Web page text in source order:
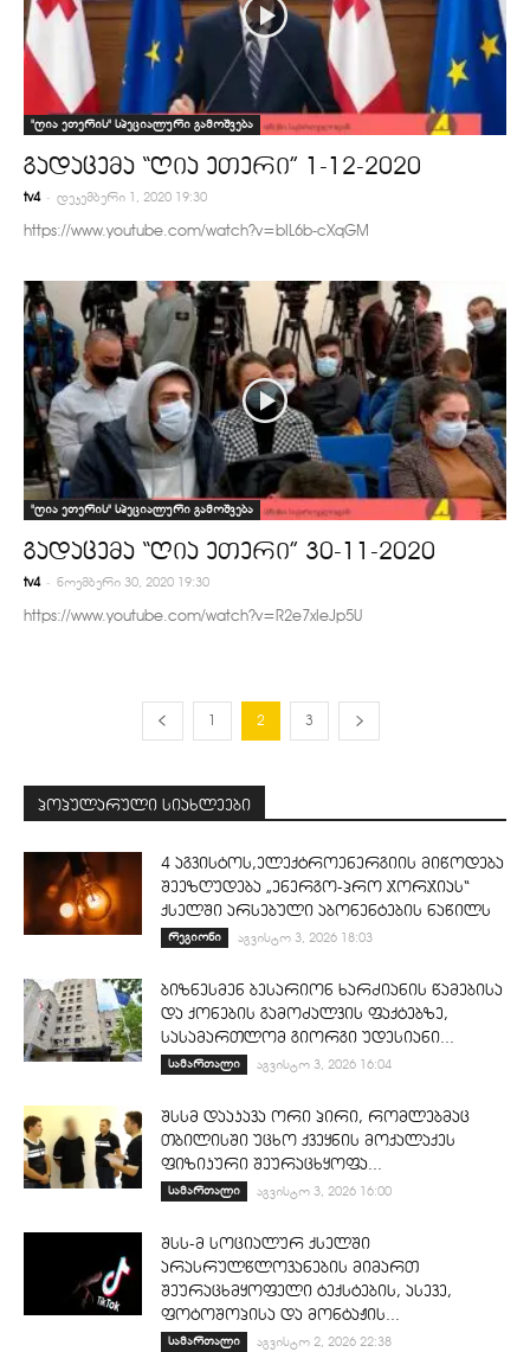
"ღია ეთერის" სპეციალური გამოშვება
გადაცემა “ღია ეთერი” 1-12-2020
tv4 - დეკემბერი 1, 2020 19:30
https://www.youtube.com/watch?v=bIL6b-cXqGM
"ღია ეთერის" სპეციალური გამოშვება
გადაცემა “ღია ეთერი” 30-11-2020
tv4 - ნოემბერი 30, 2020 19:30
https://www.youtube.com/watch?v=R2e7xIeJp5U
1 2 3
პოპულარული სიახლეები
4 აგვისტოს,ელექტროენერგიის მიწოდება
შეეზღუდება „ენერგო-პრო ჯორჯიას“
ქსელში არსებული აბონენტების ნაწილს
რეგიონი აგვისტო 3, 2026 18:03
ბიზნესმენ ბესარიონ ხარძიანის წამებისა
და ქონების გამოძალვის ფაქტებზე,
სასამართლომ გიორგი უდესიანი...
სამართალი აგვისტო 3, 2026 16:04
შსსმ დააკავა ორი პირი, რომლებმაც
თბილისში უცხო ქვეყნის მოქალაქეს
ფიზიკური შეურაცხყოფა...
სამართალი აგვისტო 3, 2026 16:00
შსს-მ სოციალურ ქსელში
არასრულწლოვანების მიმართ
შეურაცხმყოფელი ტექსტების, ასევე,
ფოტოშოპისა და მონტაჟის...
სამართალი აგვისტო 2, 2026 22:38